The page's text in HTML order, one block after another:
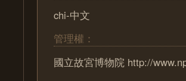
chi-中文
管理權：
國立故宮博物院 http://